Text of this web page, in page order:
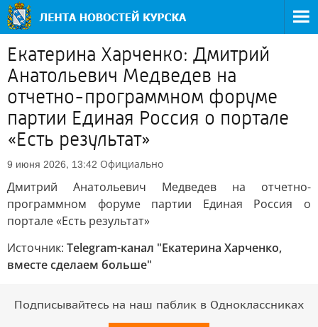
Екатерина Харченко: Дмитрий
Анатольевич Медведев на
отчетно-программном форуме
партии Единая Россия о портале
«Есть результат»
9 июня 2026, 13:42 Официально
Дмитрий Анатольевич Медведев на отчетно-
программном форуме партии Единая Россия о
портале «Есть результат»
Источник: Telegram-канал "Екатерина Харченко,
вместе сделаем больше"
Подписывайтесь на наш паблик в Одноклассниках